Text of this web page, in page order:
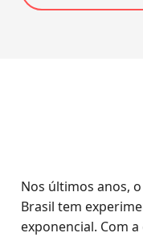
Nos últimos anos,
Brasil tem
exponencial. Com